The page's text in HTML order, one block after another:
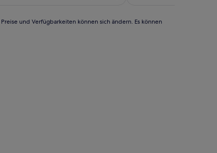
und Verfügbarkeiten können sich ändern. Es können